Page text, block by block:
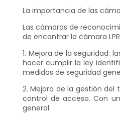
La importancia de las
Las cámaras de
de encontrar la cámara
1. Mejora de la seguridad:
hacer cumplir la ley
medidas de seguridad
2. Mejora de la gestión
control de acceso. Con
general.